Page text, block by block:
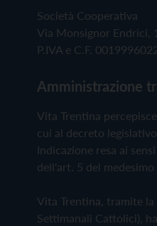
Società Cooperativa
Via Monsignor Endrici,
P.IVA e C.F.
Amministrazione
Vita Trentina
cui al decreto
Indicazione resa ai
dell'art. 5 del medesimo
Vita Trentina, tramite la
Settimanali Cattolici),